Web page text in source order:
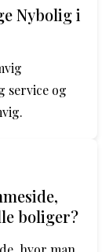
Nybolig i
service og
boliger?